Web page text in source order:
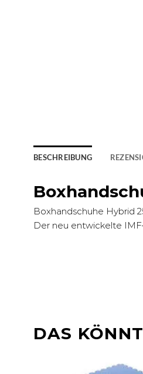
BESCHREIBUNG
Boxhandschuhe Hybrid
Der neu entwickelte
DAS